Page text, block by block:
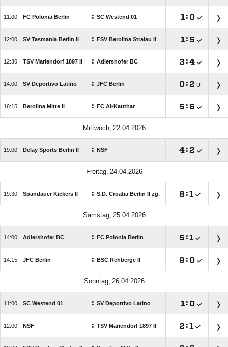
 FC Polonia Berlin : SC Westend 01  : 
 SV Tasmania Berlin II : FSV Berolina Stralau II  : 
 TSV Mariendorf 1897 II : Adlershofer BC :
 SV Deportivo Latino : JFC Berlin :  U
 Berolina Mitte II : FC Al-Kauthar  : 
 
 Delay Sports Berlin II : NSF : 
 
 Spandauer Kickers II : S.D. Croatia Berlin II zg. :
 
 Adlershofer BC : FC Polonia Berlin  :
 JFC Berlin : BSC Rehberge II  : 
 
 SC Westend 01 : SV Deportivo Latino  : 
 NSF : TSV Mariendorf 1897 II  :